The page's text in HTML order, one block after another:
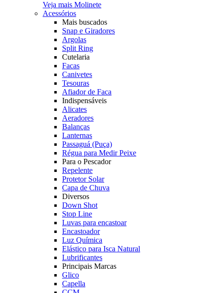
Veja mais Molinete
Acessórios
Mais buscados
Snap e Giradores
Argolas
Split Ring
Cutelaria
Facas
Canivetes
Tesouras
Afiador de Faca
Indispensáveis
Alicates
Aeradores
Balanças
Lanternas
Passaguá (Puça)
Régua para Medir Peixe
Para o Pescador
Repelente
Protetor Solar
Capa de Chuva
Diversos
Down Shot
Stop Line
Luvas para encastoar
Encastoador
Luz Química
Elástico para Isca Natural
Lubrificantes
Principais Marcas
Glico
Capella